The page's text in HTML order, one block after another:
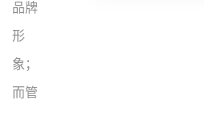
品牌
形
象；
而管